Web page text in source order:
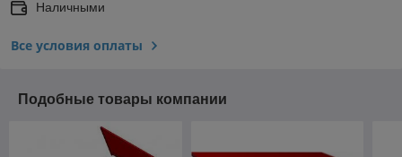
Наличными
Все условия оплаты
Подобные товары компании